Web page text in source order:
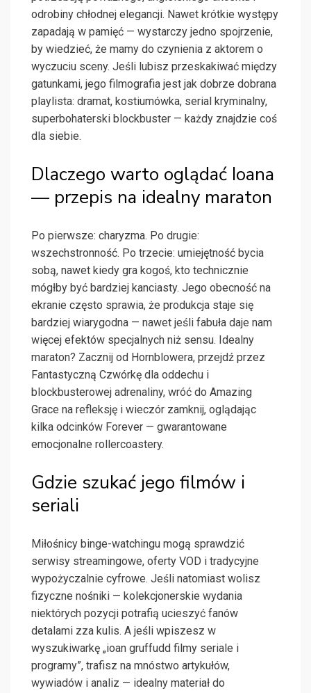
odrobiny chłodnej elegancji. Nawet krótkie występy
zapadają w pamięć — wystarczy jedno spojrzenie,
by wiedzieć, że mamy do czynienia z aktorem o
wyczuciu sceny. Jeśli lubisz przeskakiwać między
gatunkami, jego filmografia jest jak dobrze dobrana
playlista: dramat, kostiumówka, serial kryminalny,
superbohaterski blockbuster — każdy znajdzie coś
dla siebie.
Dlaczego warto oglądać Ioana
— przepis na idealny maraton
Po pierwsze: charyzma. Po drugie:
wszechstronność. Po trzecie: umiejętność bycia
sobą, nawet kiedy gra kogoś, kto technicznie
mógłby być bardziej kanciasty. Jego obecność na
ekranie często sprawia, że produkcja staje się
bardziej wiarygodna — nawet jeśli fabuła daje nam
więcej efektów specjalnych niż sensu. Idealny
maraton? Zacznij od Hornblowera, przejdź przez
Fantastyczną Czwórkę dla oddechu i
blockbusterowej adrenaliny, wróć do Amazing
Grace na refleksję i wieczór zamknij, oglądając
kilka odcinków Forever — gwarantowane
emocjonalne rollercoastery.
Gdzie szukać jego filmów i
seriali
Miłośnicy binge-watchingu mogą sprawdzić
serwisy streamingowe, oferty VOD i tradycyjne
wypożyczalnie cyfrowe. Jeśli natomiast wolisz
fizyczne nośniki — kolekcjonerskie wydania
niektórych pozycji potrafią ucieszyć fanów
detalami zza kulis. A jeśli wpiszesz w
wyszukiwarkę „ioan gruffudd filmy seriale i
programy”, trafisz na mnóstwo artykułów,
wywiadów i analiz — idealny materiał do